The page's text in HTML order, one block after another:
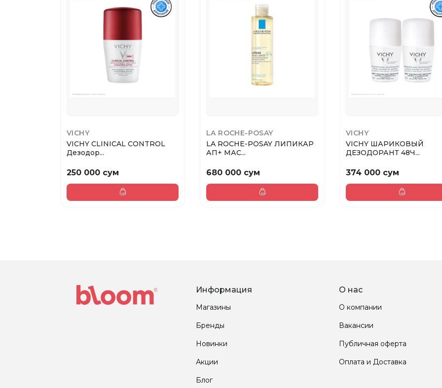
VICHY
VICHY CLINICAL CONTROL
Дезодор...
250 000 сум
LA ROCHE-POSAY
LA ROCHE-POSAY ЛИПИКАР
АП+ МАС...
680 000 сум
VICHY
VICHY ШАРИКОВЫЙ
ДЕЗОДОРАНТ 48Ч...
374 000 сум
Информация
Магазины
Бренды
Новинки
Акции
Блог
О нас
О компании
Вакансии
Публичная оферта
Оплата и Доставка